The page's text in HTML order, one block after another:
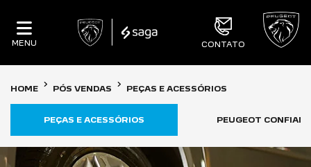
MENU CONTATO
HOME PÓS VENDAS PEÇAS E ACESSÓRIOS
PEUGEOT
PEÇAS E ACESSÓRIOS